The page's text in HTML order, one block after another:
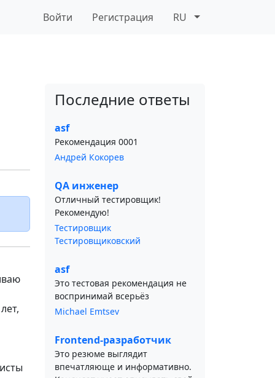
Войти Регистрация RU
Последние ответы
asf
Рекомендация 0001
Андрей Кокорев
QA инженер
Отличный тестировщик!
Рекомендую!
Тестировщик
Тестировщиковский
asf
Это тестовая рекомендация не
воспринимай всерьёз
Michael Emtsev
Frontend-разработчик
Это резюме выглядит
впечатляюще и информативно.